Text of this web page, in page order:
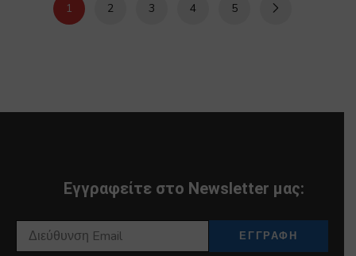
1 2 3 4 5
Εγγραφείτε στο Newsletter μας: